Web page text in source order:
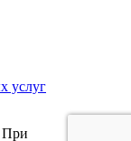
услуг
При